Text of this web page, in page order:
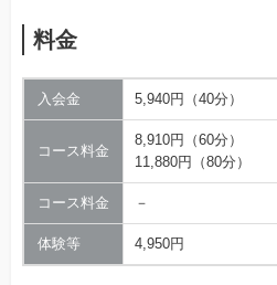
料金
入会金 5,940円（40分）
コース料金
8,910円（60分）
11,880円（80分）
コース料金 －
体験等 4,950円